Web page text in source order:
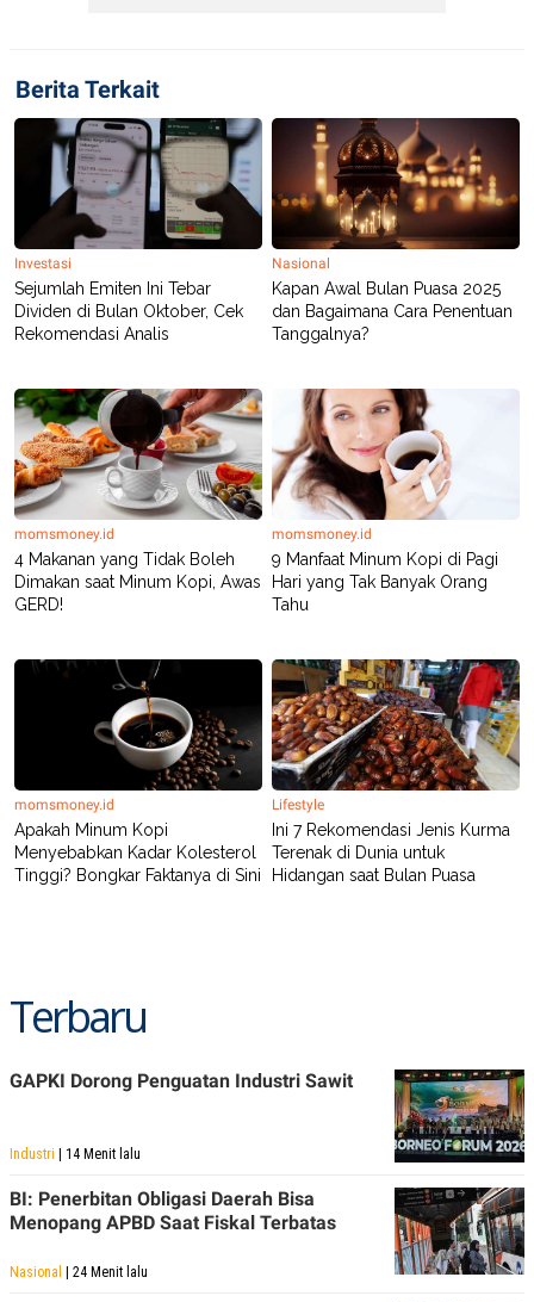
Berita Terkait
Investasi
Sejumlah Emiten Ini Tebar
Dividen di Bulan Oktober, Cek
Rekomendasi Analis
Nasional
Kapan Awal Bulan Puasa 2025
dan Bagaimana Cara Penentuan
Tanggalnya?
momsmoney.id
4 Makanan yang Tidak Boleh
Dimakan saat Minum Kopi, Awas
GERD!
momsmoney.id
9 Manfaat Minum Kopi di Pagi
Hari yang Tak Banyak Orang
Tahu
momsmoney.id
Apakah Minum Kopi
Menyebabkan Kadar Kolesterol
Tinggi? Bongkar Faktanya di Sini
Lifestyle
Ini 7 Rekomendasi Jenis Kurma
Terenak di Dunia untuk
Hidangan saat Bulan Puasa
Terbaru
GAPKI Dorong Penguatan Industri Sawit
Industri | 14 Menit lalu
BI: Penerbitan Obligasi Daerah Bisa
Menopang APBD Saat Fiskal Terbatas
Nasional | 24 Menit lalu